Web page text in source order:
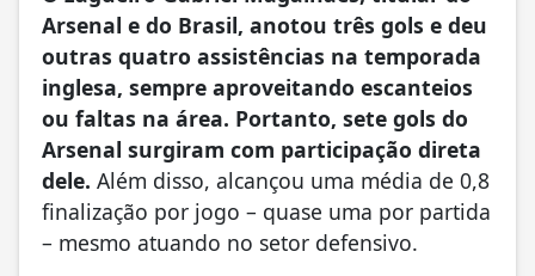
Arsenal e do Brasil, anotou três gols e deu
outras quatro assistências na temporada
inglesa, sempre aproveitando escanteios
ou faltas na área. Portanto, sete gols do
Arsenal surgiram com participação direta
dele. Além disso, alcançou uma média de 0,8
finalização por jogo – quase uma por partida
– mesmo atuando no setor defensivo.